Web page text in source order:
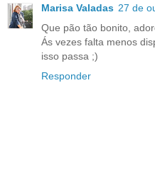
Marisa Valadas 27 de
Que pão tão bonito,
Ás vezes falta menos
isso passa ;)
Responder